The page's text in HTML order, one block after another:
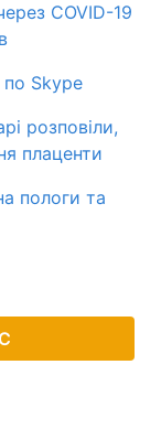
COVID-19
по Skype
розповіли,
плаценти
пологи та